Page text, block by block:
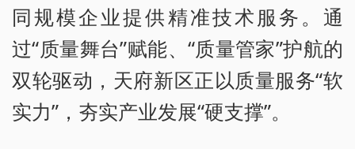
同规模企业提供精准技术服务。通
过“质量舞台”赋能、“质量管家”护航的
双轮驱动，天府新区正以质量服务“软
实力”，夯实产业发展“硬支撑”。